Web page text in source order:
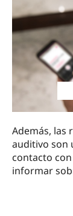
Además, las
auditivo son
contacto
informar